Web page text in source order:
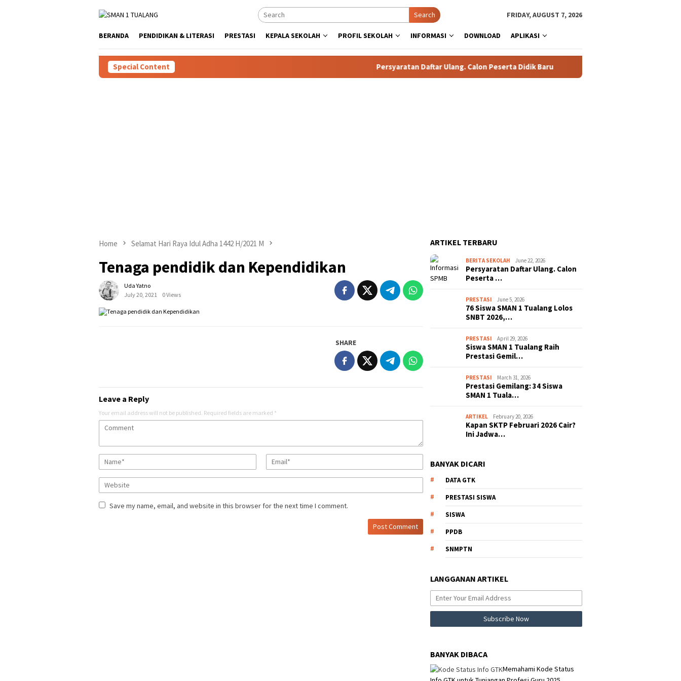
Search FRIDAY, AUGUST 7, 2026
BERANDA PENDIDIKAN & LITERASI PRESTASI KEPALA SEKOLAH PROFIL SEKOLAH INFORMASI DOWNLOAD APLIKASI
Special Content Persyaratan Daftar Ulang. Calon Peserta Didik Baru
Home Selamat Hari Raya Idul Adha 1442 H/2021 M
Tenaga pendidik dan Kependidikan
Uda Yatno
July 20, 2021
0 Views
SHARE
Leave a Reply
Your email address will not be published. Required fields are marked *
Save my name, email, and website in this browser for the next time I comment.
ARTIKEL TERBARU
BERITA SEKOLAH June 22, 2026
Persyaratan Daftar Ulang. Calon
Peserta …
PRESTASI June 5, 2026
76 Siswa SMAN 1 Tualang Lolos
SNBT 2026,…
PRESTASI April 29, 2026
Siswa SMAN 1 Tualang Raih
Prestasi Gemil…
PRESTASI March 31, 2026
Prestasi Gemilang: 34 Siswa
SMAN 1 Tuala…
ARTIKEL February 20, 2026
Kapan SKTP Februari 2026 Cair?
Ini Jadwa…
BANYAK DICARI
DATA GTK
PRESTASI SISWA
SISWA
PPDB
SNMPTN
LANGGANAN ARTIKEL
BANYAK DIBACA
Memahami Kode Status